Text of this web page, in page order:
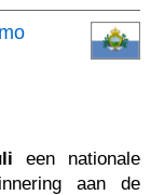
een nationale
aan de